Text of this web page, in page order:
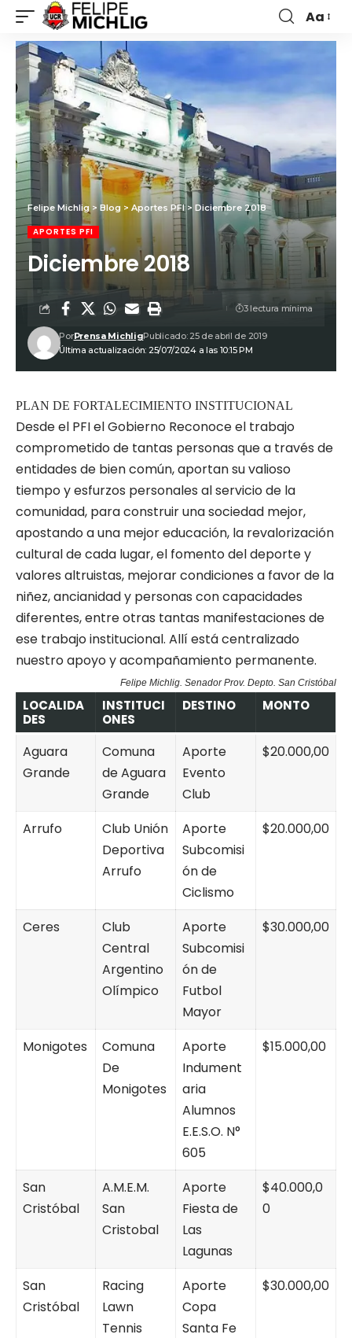
Aa
Felipe Michlig > Blog > Aportes PFI> Diciembre 2018
APORTES PFI
Diciembre 2018
Última actualización: 25/07/2024 a las 10:15 PM
PorPrensa MichligPublicado: 25 de abril de 2019
3 lectura mínima
PLAN DE FORTALECIMIENTO INSTITUCIONAL
Desde el PFI el Gobierno Reconoce el trabajo
comprometido de tantas personas que a través de
entidades de bien común, aportan su valioso
tiempo y esfurzos personales al servicio de la
comunidad, para construir una sociedad mejor,
apostando a una mejor educación, la revalorización
cultural de cada lugar, el fomento del deporte y
valores altruistas, mejorar condiciones a favor de la
niñez, ancianidad y personas con capacidades
diferentes, entre otras tantas manifestaciones de
ese trabajo institucional. Allí está centralizado
nuestro apoyo y acompañamiento permanente.
Felipe Michlig. Senador Prov. Depto. San Cristóbal
LOCALIDA
DES
INSTITUCI
ONES
DESTINO MONTO
Aguara
Grande
Comuna
de Aguara
Grande
Aporte
Evento
Club
$20.000,00
Arrufo
Club Unión
Deportiva
Arrufo
Aporte
Subcomisi
ón de
Ciclismo
$20.000,00
Ceres
Club
Central
Argentino
Olímpico
Aporte
Subcomisi
ón de
Futbol
Mayor
$30.000,00
Monigotes
Comuna
De
Monigotes
Aporte
Indument
aria
Alumnos
E.E.S.O. N°
605
$15.000,00
San
Cristóbal
A.M.E.M.
San
Cristobal
Aporte
Fiesta de
Las
Lagunas
$40.000,0
0
San
Cristóbal
Racing
Lawn
Tennis
Aporte
Copa
Santa Fe
$30.000,00